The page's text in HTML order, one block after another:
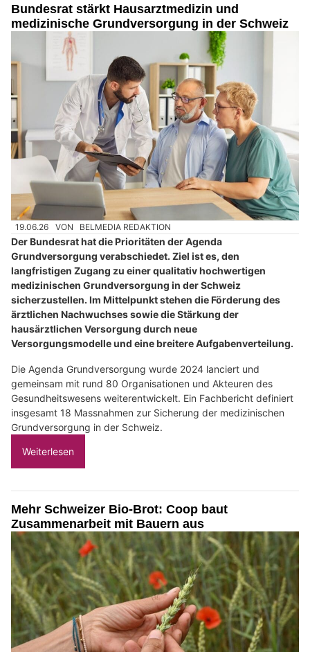
Bundesrat stärkt Hausarztmedizin und
medizinische Grundversorgung in der Schweiz
19.06.26 VON BELMEDIA REDAKTION
Der Bundesrat hat die Prioritäten der Agenda
Grundversorgung verabschiedet. Ziel ist es, den
langfristigen Zugang zu einer qualitativ hochwertigen
medizinischen Grundversorgung in der Schweiz
sicherzustellen. Im Mittelpunkt stehen die Förderung des
ärztlichen Nachwuchses sowie die Stärkung der
hausärztlichen Versorgung durch neue
Versorgungsmodelle und eine breitere Aufgabenverteilung.
Die Agenda Grundversorgung wurde 2024 lanciert und
gemeinsam mit rund 80 Organisationen und Akteuren des
Gesundheitswesens weiterentwickelt. Ein Fachbericht definiert
insgesamt 18 Massnahmen zur Sicherung der medizinischen
Grundversorgung in der Schweiz.
Weiterlesen
Mehr Schweizer Bio-Brot: Coop baut
Zusammenarbeit mit Bauern aus